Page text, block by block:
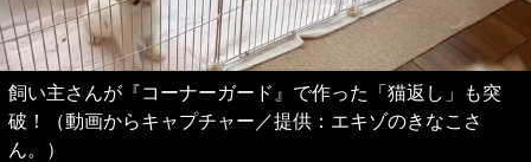
飼い主さんが『コーナーガード』で作った「猫返し」も突
破！（動画からキャプチャー／提供：エキゾのきなこさ
ん。）